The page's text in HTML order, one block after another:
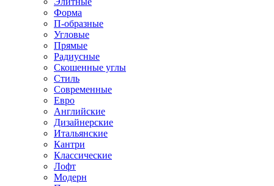
Форма
П-образные
Угловые
Прямые
Радиусные
Скошенные углы
Стиль
Современные
Евро
Английские
Дизайнерские
Итальянские
Кантри
Классические
Лофт
Модерн